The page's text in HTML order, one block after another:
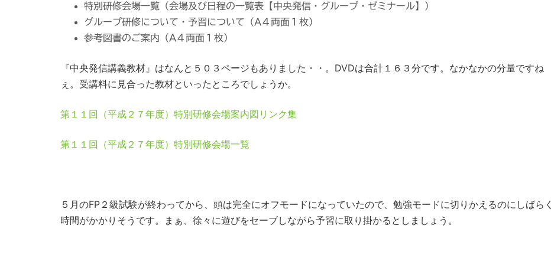
特別研修会場一覧（会場及び日程の一覧表【中央発信・グループ・ゼミナール】）
グループ研修について・予習について（A４両面１枚）
参考図書のご案内（A４両面１枚）
『中央発信講義教材』はなんと５０３ページもありました・・。DVDは合計１６３分です。なかなかの分量ですね
ぇ。受講料に見合った教材といったところでしょうか。
第１１回（平成２７年度）特別研修会場案内図リンク集
第１１回（平成２７年度）特別研修会場一覧
５月のFP２級試験が終わってから、頭は完全にオフモードになっていたので、勉強モードに切りかえるのにしばらく
時間がかかりそうです。まぁ、徐々に遊びをセーブしながら予習に取り掛かるとしましょう。